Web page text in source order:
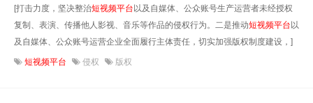
[打击力度，坚决整治短视频平台以及自媒体、公众账号生产运营者未经授权
复制、表演、传播他人影视、音乐等作品的侵权行为。二是推动短视频平台以
及自媒体、公众账号运营企业全面履行主体责任，切实加强版权制度建设，]
短视频平台 侵权 版权